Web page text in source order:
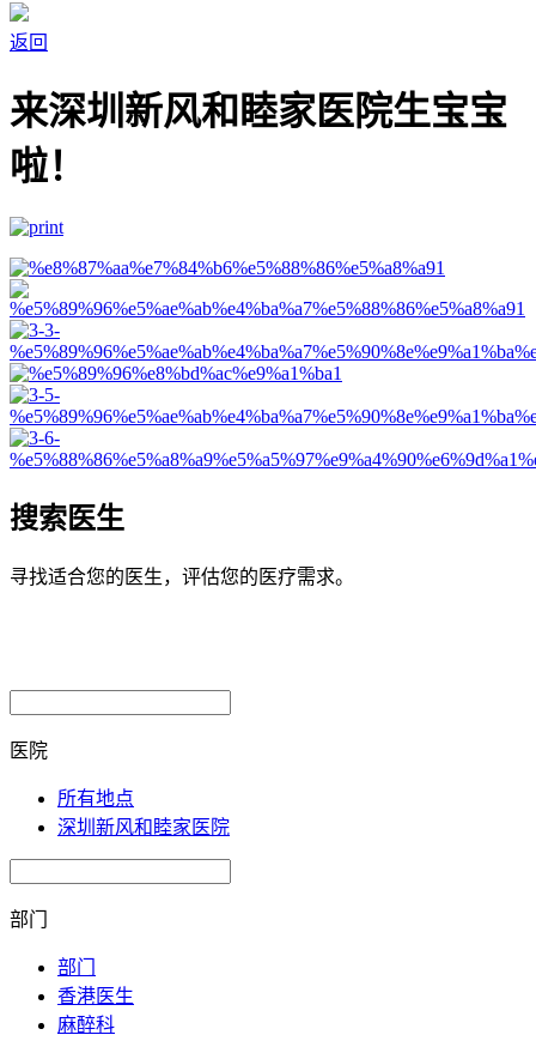
返回
来深圳新风和睦家医院生宝宝
啦！
搜索医生
寻找适合您的医生，评估您的医疗需求。
医院
所有地点
深圳新风和睦家医院
部门
部门
香港医生
麻醉科